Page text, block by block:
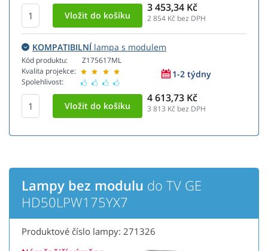
3 453,34 Kč
2 854 Kč bez DPH
KOMPATIBILNÍlampa s modulem
Kód produktu:
Kvalita projekce:
Spolehlivost:
Z175617ML
1-2 týdny
4 613,73 Kč
3 813 Kč bez DPH
Lampy bez modulu do TV GE
HD50LPW175YX7
Produktové číslo lampy: 271326